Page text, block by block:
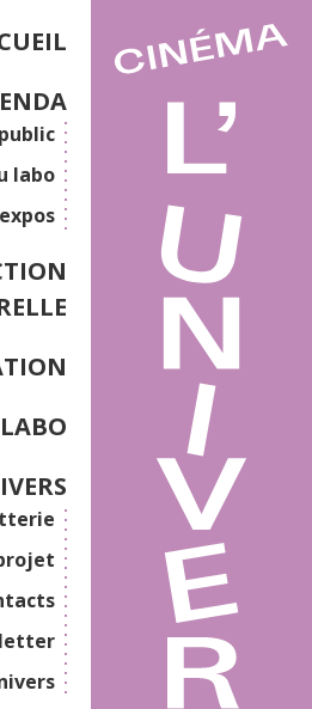
labo
expos
LABO